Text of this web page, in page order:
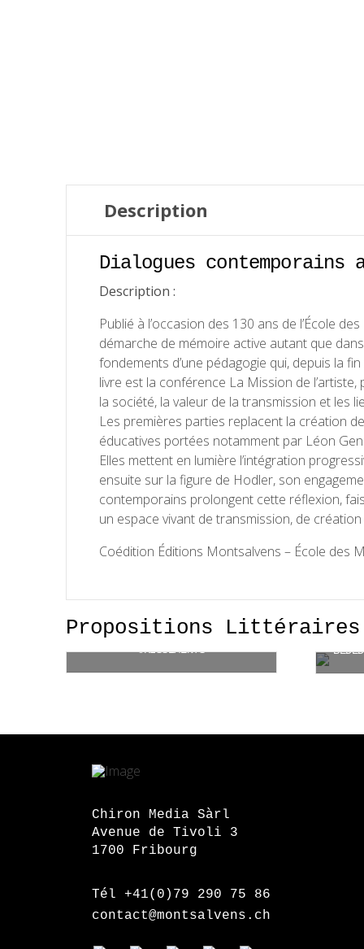
Description
Dialogues contemporains
Description :
Publié à l’occasion des 130 ans de l’École
démarche de mémoire active autant que
fondements d’une pédagogie qui, depuis la
livre est la conférence La Mission de
la société, la valeur de la transmission et les
Les premières parties replacent la création
éducatives portées notamment par Léon
Elles mettent en lumière l’intégration
ensuite sur la figure de Hodler, son
contemporains prolongent cette réflexion,
un espace vivant de transmission, de
Coédition Éditions Montsalvens – École des
Propositions Littéraires
CRISSEMENTS
CHF27.00
Chiron Media Sàrl
Avenue de Tivoli 3
1700 Fribourg
Tél +41(0)79 290 75 86
contact@montsalvens.ch